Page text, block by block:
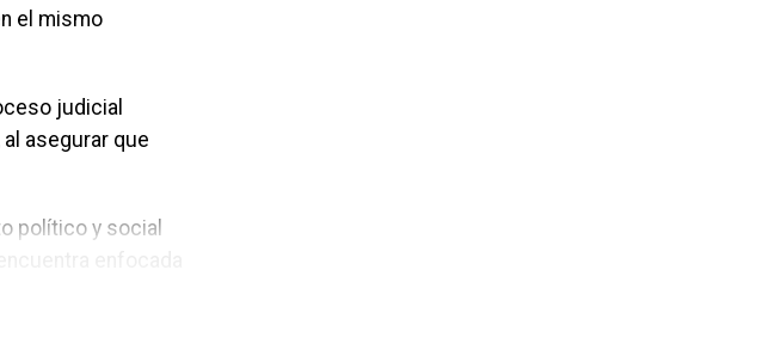
el mismo
judicial
asegurar que
político y social
relacionado